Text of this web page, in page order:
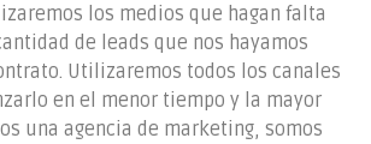
los medios que hagan falta
de leads que nos hayamos
Utilizaremos todos los canales
en el menor tiempo y la mayor
una agencia de marketing, somos